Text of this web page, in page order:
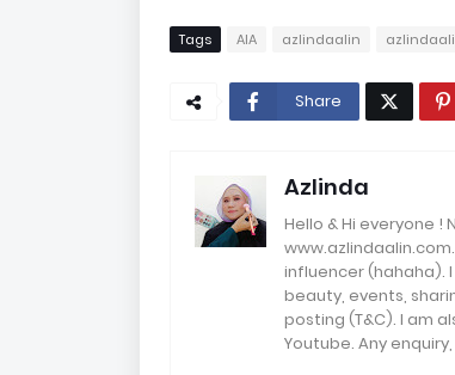
Tags AIA azlindaalin
Share
Azlinda
Hello & Hi everyone !
influencer (hahaha).
beauty, events,
posting (T&C). I am
Youtube. Any